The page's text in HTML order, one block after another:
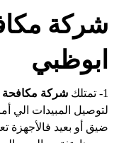
شركة
ابوظبي
1- تمتلك شركة مكافحة
لتوصيل المبيدات الي
ضيق أو بعيد فالأجهزة